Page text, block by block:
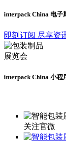
interpack China 电子
即刻订阅 尽享资
interpack China 小程
关注官微